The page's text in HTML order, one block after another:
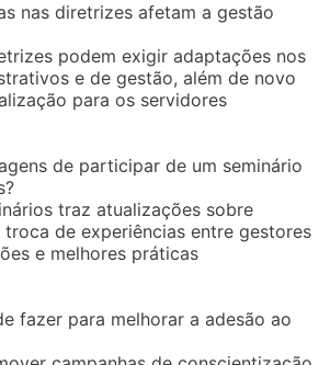
nas diretrizes afetam a gestão
podem exigir adaptações nos
e de gestão, além de novo
para os servidores
de participar de um seminário
traz atualizações sobre
de experiências entre gestores
e melhores práticas
fazer para melhorar a adesão ao